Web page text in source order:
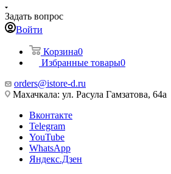
Задать вопрос
Войти
Корзина0
Избранные товары0
orders@istore-d.ru
Махачкала: ул. Расула Гамзатова, 64а
Вконтакте
Telegram
YouTube
WhatsApp
Яндекс.Дзен